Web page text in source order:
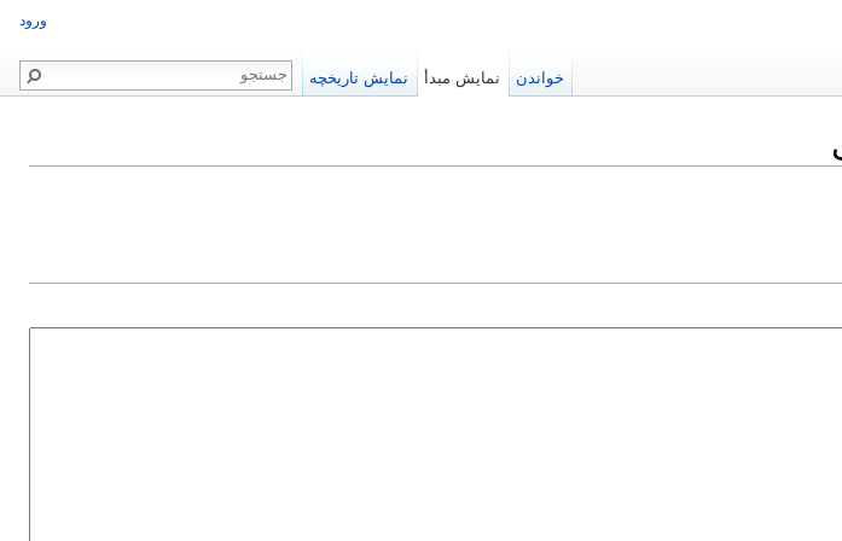
ورود
نمایش تاریخچه نمایش مبدأ خواندن